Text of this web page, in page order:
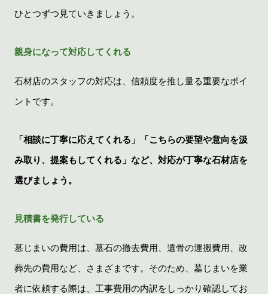
ひとつずつ見ていきましょう。
親身になって対応してくれる
石材店のスタッフの対応は、信頼度を推し量る重要なポイ
ントです。
「相談に丁寧に応えてくれる」「こちらの要望や意向を汲
み取り、提案もしてくれる」など、対応が丁寧な石材店を
選びましょう。
見積書を発行している
墓じまいの費用は、墓石の撤去費用、遺骨の運搬費用、改
葬先の費用など、さまざまです。そのため、墓じまいを業
者に依頼する際は、工事費用の内訳をしっかり確認してお